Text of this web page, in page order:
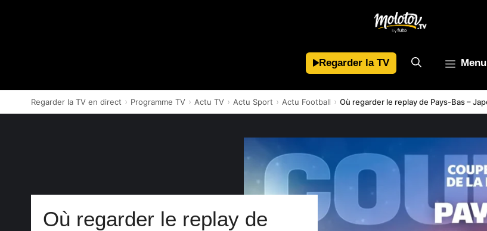
Menu
Regarder la TV
Regarder la TV en direct Programme TV Actu TV Actu Sport Actu Football
Où regarder le replay de